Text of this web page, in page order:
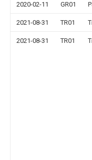
2020-02-11 GR01
2021-08-31 TR01
2021-08-31 TR01